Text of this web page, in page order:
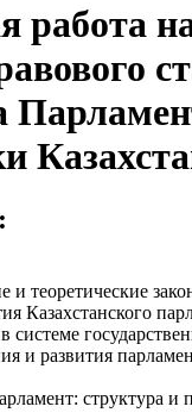
работа
и теоретические
Казахстанского
системе
и развития
структура и